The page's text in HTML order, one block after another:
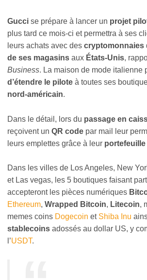
Gucci se prépare à lancer un projet
plus tard ce mois-ci et permettra à ses
leurs achats avec des cryptomonnaies
de ses magasins aux États-Unis,
Business. La maison de mode italienne
d’étendre le pilote à toutes ses
nord-américain.
Dans le détail, lors du passage en
reçoivent un QR code par mail leur
leurs emplettes grâce à leur
Dans les villes de Los Angeles, New
et Las vegas, les 5 boutiques faisant
accepteront les pièces numériques
Ethereum, Wrapped Bitcoin, Litecoin,
memes coins Dogecoin et Shiba Inu
stablecoins adossés au dollar US, y
l’USDT.